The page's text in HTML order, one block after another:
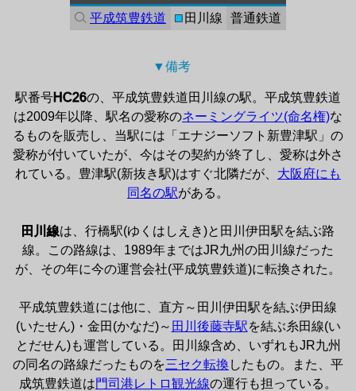
平成筑豊鉄道 ■ 田川線 普通鉄道
▼備考
駅番号HC26の、平成筑豊鉄道田川線の駅。平成筑豊鉄道
は2009年以降、駅名の愛称のネーミングライツ(命名権)な
るものを販売し、当駅には「エナジーソフト新豊津駅」の
愛称が付いていたが、今はその契約が終了し、愛称は外さ
れている。豊津駅(新抜き駅)はすぐ北隣だが、 大阪府にも
同名の駅がある。
田川線は、行橋駅(ゆくはしえき)と田川伊田駅を結ぶ路
線。この路線は、1989年まではJR九州の田川線だった
が、その年に今の運営会社(平成筑豊鉄道)に転換された。
平成筑豊鉄道には他に、直方～田川伊田駅を結ぶ伊田線
(いたせん)・金田(かなだ)～ 田川後藤寺駅を結ぶ糸田線(い
とだせん)も運営している。田川線含め、いずれもJR九州
の同名の路線だったものを三セク転換 したもの。また、平
成筑豊鉄道は門司港レトロ観光線の運行も担っている。